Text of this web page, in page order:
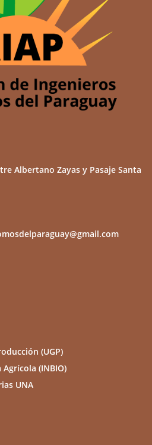
Albertano Zayas y Pasaje Santa
(UGP)
(INBIO)
UNA